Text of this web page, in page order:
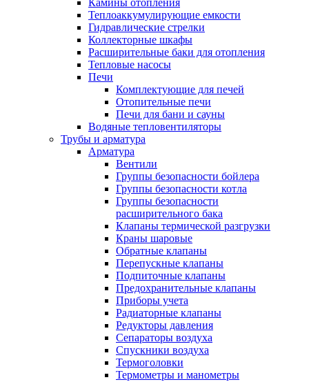
Камины отопления
Теплоаккумулирующие емкости
Гидравлические стрелки
Коллекторные шкафы
Расширительные баки для отопления
Тепловые насосы
Печи
Комплектующие для печей
Отопительные печи
Печи для бани и сауны
Водяные тепловентиляторы
Трубы и арматура
Арматура
Вентили
Группы безопасности бойлера
Группы безопасности котла
Группы безопасности
расширительного бака
Клапаны термической разгрузки
Краны шаровые
Обратные клапаны
Перепускные клапаны
Подпиточные клапаны
Предохранительные клапаны
Приборы учета
Радиаторные клапаны
Редукторы давления
Сепараторы воздуха
Спускники воздуха
Термоголовки
Термометры и манометры